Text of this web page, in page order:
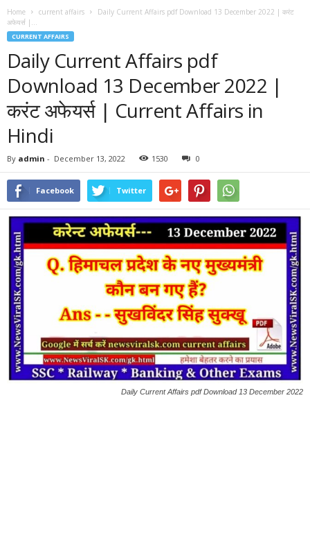
Home current affairs
Daily Current Affairs pdf Download 13 December 2022 | करंट
अफेयर्स |...
CURRENT AFFAIRS
Daily Current Affairs pdf
Download 13 December 2022 |
करंट अफेयर्स | Current Affairs in
Hindi
By admin - December 13, 2022 1530 0
Facebook Twitter
Daily Current Affairs pdf Download 13 December 2022